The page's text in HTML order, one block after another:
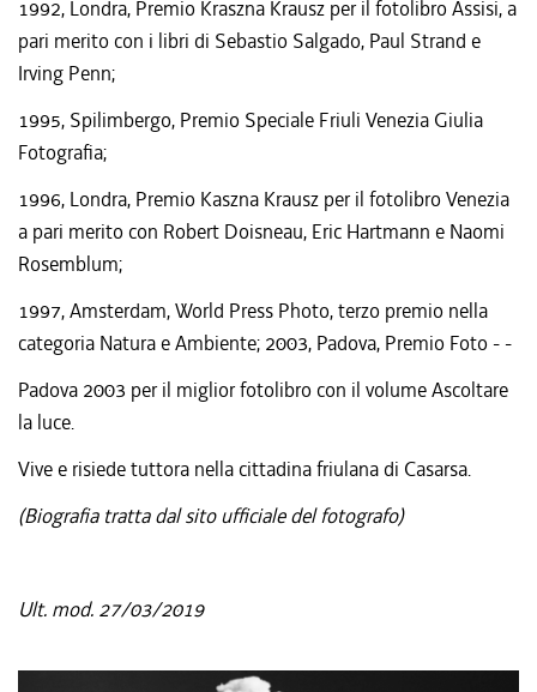
1992, Londra, Premio Kraszna Krausz per il fotolibro Assisi, a
pari merito con i libri di Sebastio Salgado, Paul Strand e
Irving Penn;
1995, Spilimbergo, Premio Speciale Friuli Venezia Giulia
Fotografia;
1996, Londra, Premio Kaszna Krausz per il fotolibro Venezia
a pari merito con Robert Doisneau, Eric Hartmann e Naomi
Rosemblum;
1997, Amsterdam, World Press Photo, terzo premio nella
categoria Natura e Ambiente; 2003, Padova, Premio Foto - -
Padova 2003 per il miglior fotolibro con il volume Ascoltare
la luce.
Vive e risiede tuttora nella cittadina friulana di Casarsa.
(Biografia tratta dal sito ufficiale del fotografo)
Ult. mod. 27/03/2019